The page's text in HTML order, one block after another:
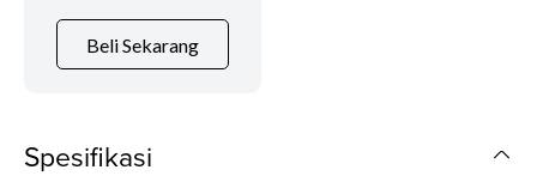
Beli Sekarang
Spesifikasi